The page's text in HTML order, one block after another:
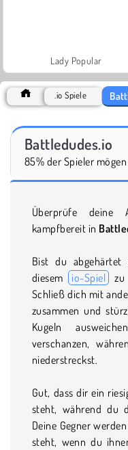
Lady Popular
.io Spiele
Battledudes.io
85% der Spieler
Überprüfe deine
kampfbereit in
Bist du abgehärtet
diesem io-Spiel
Schließ dich mit
zusammen und
Kugeln
verschanzen,
niederstreckst.
Gut, dass dir ein
steht, während du
Deine Gegner
steht, wenn du